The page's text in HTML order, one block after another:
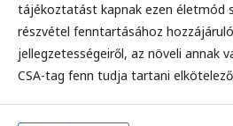
tájékoztatást kapnak ezen életmód
részvétel fenntartásához
jellegzetességeiről, az növeli annak
CSA-tag fenn tudja tartani